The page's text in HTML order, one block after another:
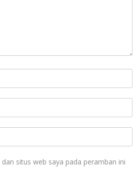
situs web saya pada peramban ini